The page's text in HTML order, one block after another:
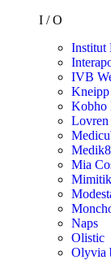
I / O
Institut
IVB
Kneipp
Kobho
Lovren
Medik8
Mia
Naps
Olistic
Olyvia